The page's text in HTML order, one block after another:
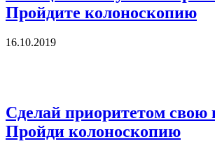
Пройдите колоноскопию
16.10.2019
Сделай приоритетом свою
Пройди колоноскопию